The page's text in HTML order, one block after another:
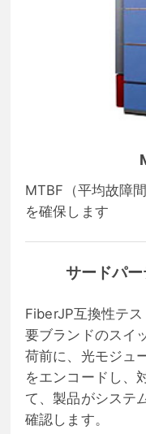
MTBF（平均故障
を確保します
サードパ
FiberJP互換性テ
要ブランドのスイ
荷前に、光モジュ
をエンコードし、
て、製品がシステ
確認します。